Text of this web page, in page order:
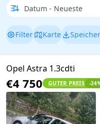
Filter Karte
Opel Astra 1.3cdti
€4 750 GUTER PREIS -24